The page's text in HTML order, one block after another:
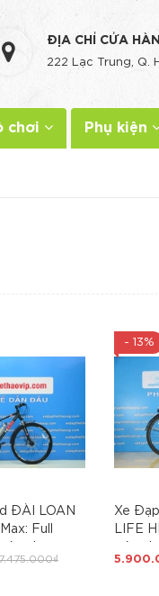
ĐỊA CHỈ CỬA
222 Lạc Trung, Q.
chơi Phụ kiện
ĐÀI LOAN
Full
độ líp thả,
- 13%
Xe
LIFE
21 tốc